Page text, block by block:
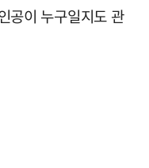
공이 누구일지도 관